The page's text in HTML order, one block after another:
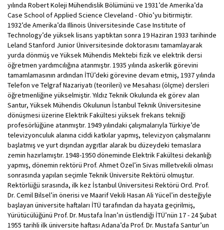
yılında Robert Koleji Mühendislik Bölümünü ve 1931’de Amerika’da
Case School of Applied Science Cleveland - Ohio’yu bitirmiştir.
1932’de Amerika’da Illinois Üniversitesinde Case Institute of
Technology’de yüksek lisans yaptıktan sonra 19 Haziran 1933 tarihinde
Leland Stanford Junior Üniversitesinde doktorasını tamamlayarak
yurda dönmüş ve Yüksek Mühendis Mektebi fizik ve elektrik dersi
öğretmen yardımcılığına atanmıştır. 1935 yılında askerlik görevini
tamamlamasının ardından İTÜ’deki görevine devam etmiş, 1937 yılında
Telefon ve Telgraf Nazariyatı (teorileri) ve Mesahası (ölçme) dersleri
öğretmenliğine yükselmiştir. Yıldız Teknik Okulunda ek görev alan
Santur, Yüksek Mühendis Okulunun İstanbul Teknik Üniversitesine
dönüşmesi üzerine Elektrik Fakültesi yüksek frekans tekniği
profesörlüğüne atanmıştır. 1949 yılındaki çalışmalarıyla Türkiye’de
televizyonculuk alanına ciddi katkılar yapmış, televizyon çalışmalarını
başlatmış ve yurt dışından aygıtlar alarak bu düzeydeki temaslara
zemin hazırlamıştır. 1948-1950 döneminde Elektrik Fakültesi dekanlığı
yapmış, dönemin rektörü Prof. Ahmet Özel’in Sivas milletvekili olması
sonrasında yapılan seçimle Teknik Üniversite Rektörü olmuştur.
Rektörlüğü sırasında, ilk kez İstanbul Üniversitesi Rektörü Ord. Prof.
Dr. Cemil Bilsel’in önerisi ve Maarif Vekili Hasan Ali Yücel’in desteğiyle
başlayan üniversite haftaları İTÜ tarafından da hayata geçirilmiş,
Yürütücülüğünü Prof. Dr. Mustafa İnan’ın üstlendiği İTÜ’nün 17 - 24 Şubat
1955 tarihli ilk üniversite haftası Adana’da Prof. Dr. Mustafa Santur’un